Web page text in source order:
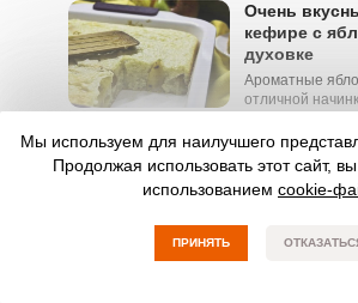
Очень
кефире с
духовке
Ароматные
отличной
Воздушный
можно подавать
десерта для
чаепития.
ИНГРЕДИЕНТЫ
яблоки, манная крупа,кефир,мука,
разрыхлитель
80 мин 240.22 кКал
Мы используем для наилучшего
Продолжая использовать этот сайт,
использованием cookie-
ПРИНЯТЬ